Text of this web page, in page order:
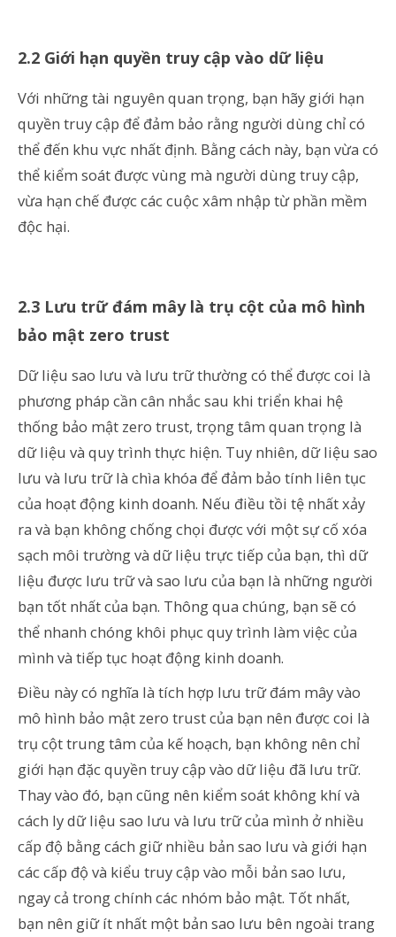
2.2 Giới hạn quyền truy cập vào dữ liệu
Với những tài nguyên quan trọng, bạn hãy giới hạn
quyền truy cập để đảm bảo rằng người dùng chỉ có
thể đến khu vực nhất định. Bằng cách này, bạn vừa có
thể kiểm soát được vùng mà người dùng truy cập,
vừa hạn chế được các cuộc xâm nhập từ phần mềm
độc hại.
2.3 Lưu trữ đám mây là trụ cột của mô hình
bảo mật zero trust
Dữ liệu sao lưu và lưu trữ thường có thể được coi là
phương pháp cần cân nhắc sau khi triển khai hệ
thống bảo mật zero trust, trọng tâm quan trọng là
dữ liệu và quy trình thực hiện. Tuy nhiên, dữ liệu sao
lưu và lưu trữ là chìa khóa để đảm bảo tính liên tục
của hoạt động kinh doanh. Nếu điều tồi tệ nhất xảy
ra và bạn không chống chọi được với một sự cố xóa
sạch môi trường và dữ liệu trực tiếp của bạn, thì dữ
liệu được lưu trữ và sao lưu của bạn là những người
bạn tốt nhất của bạn. Thông qua chúng, bạn sẽ có
thể nhanh chóng khôi phục quy trình làm việc của
mình và tiếp tục hoạt động kinh doanh.
Điều này có nghĩa là tích hợp lưu trữ đám mây vào
mô hình bảo mật zero trust của bạn nên được coi là
trụ cột trung tâm của kế hoạch, bạn không nên chỉ
giới hạn đặc quyền truy cập vào dữ liệu đã lưu trữ.
Thay vào đó, bạn cũng nên kiểm soát không khí và
cách ly dữ liệu sao lưu và lưu trữ của mình ở nhiều
cấp độ bằng cách giữ nhiều bản sao lưu và giới hạn
các cấp độ và kiểu truy cập vào mỗi bản sao lưu,
ngay cả trong chính các nhóm bảo mật. Tốt nhất,
bạn nên giữ ít nhất một bản sao lưu bên ngoài trang